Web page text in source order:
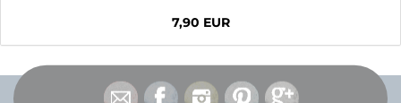
7,90 EUR